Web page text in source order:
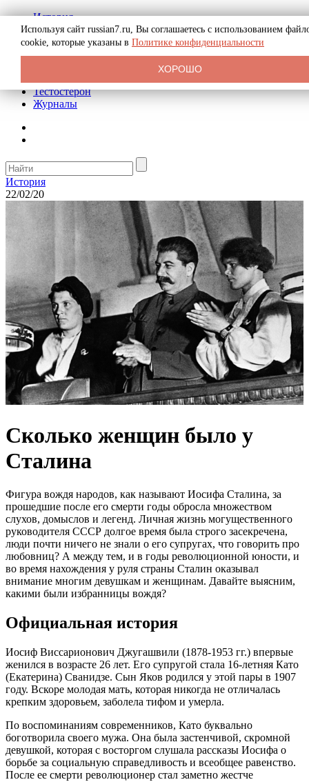
История
Биография
Криминал
Реклама на сайте
Тестостерон
Журналы
История
22/02/20
Сколько женщин было у
Сталина
Фигура вождя народов, как называют Иосифа Сталина, за
прошедшие после его смерти годы обросла множеством
слухов, домыслов и легенд. Личная жизнь могущественного
руководителя СССР долгое время была строго засекречена,
люди почти ничего не знали о его супругах, что говорить про
любовниц? А между тем, и в годы революционной юности, и
во время нахождения у руля страны Сталин оказывал
внимание многим девушкам и женщинам. Давайте выясним,
какими были избранницы вождя?
Официальная история
Иосиф Виссарионович Джугашвили (1878-1953 гг.) впервые
женился в возрасте 26 лет. Его супругой стала 16-летняя Като
(Екатерина) Сванидзе. Сын Яков родился у этой пары в 1907
году. Вскоре молодая мать, которая никогда не отличалась
крепким здоровьем, заболела тифом и умерла.
По воспоминаниям современников, Като буквально
боготворила своего мужа. Она была застенчивой, скромной
девушкой, которая с восторгом слушала рассказы Иосифа о
борьбе за социальную справедливость и всеобщее равенство.
После ее смерти революционер стал заметно жестче
Используя сайт russian7.ru, Вы соглашаетесь с использованием
cookie, которые указаны в Политике конфиденциальности
ХОРОШО